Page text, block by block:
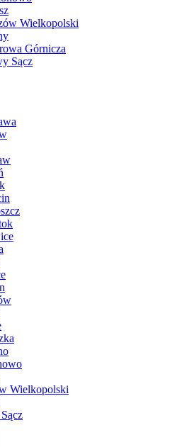
Wielkopolski
Górnicza
Sącz
Wielkopolski